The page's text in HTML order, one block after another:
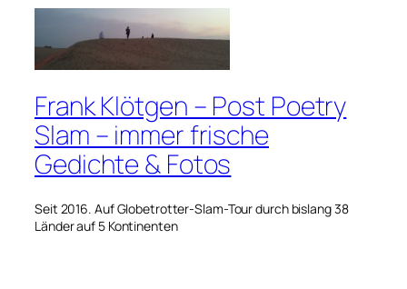
Frank Klötgen – Post Poetry
Slam – immer frische
Gedichte & Fotos
Seit 2016. Auf Globetrotter-Slam-Tour durch bislang 38
Länder auf 5 Kontinenten